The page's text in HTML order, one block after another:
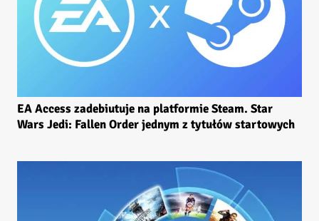
EA Access zadebiutuje na platformie Steam. Star
Wars Jedi: Fallen Order jednym z tytułów startowych